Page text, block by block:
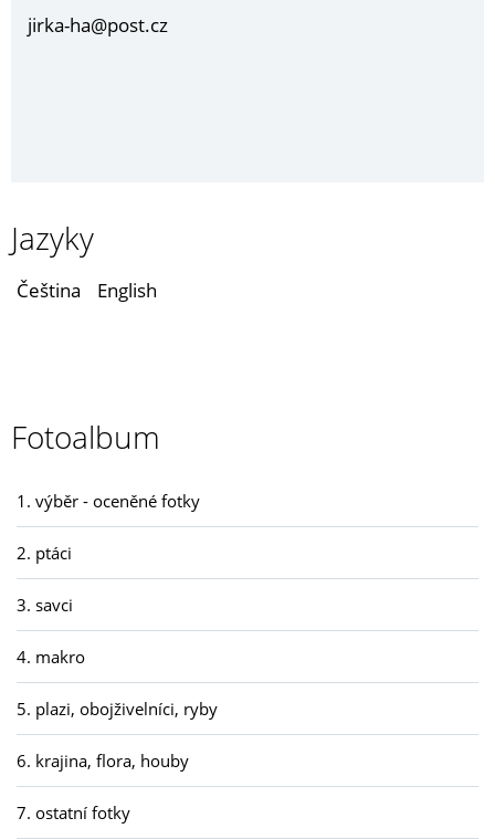
jirka-ha@post.cz
Jazyky
Čeština English
Fotoalbum
1. výběr - oceněné fotky
2. ptáci
3. savci
4. makro
5. plazi, obojživelníci, ryby
6. krajina, flora, houby
7. ostatní fotky